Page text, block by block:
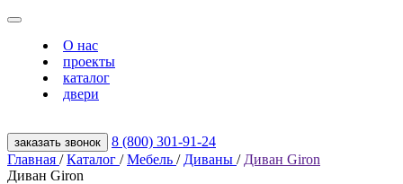
О нас
проекты
каталог
двери
заказать звонок
8 (800) 301‑91‑24
Главная / Каталог / Мебель / Диваны / Диван Giron
Диван Giron